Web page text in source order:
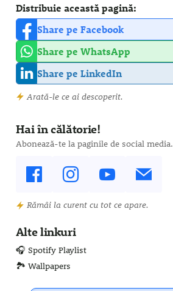
Distribuie această pagină:
Share pe Facebook
Share pe WhatsApp
Share pe LinkedIn
Arată-le ce ai descoperit.
Hai în călătorie!
Abonează-te la paginile de social media.
Rămâi la curent cu tot ce apare.
Alte linkuri
🎧 Spotify Playlist
🏞️ Wallpapers